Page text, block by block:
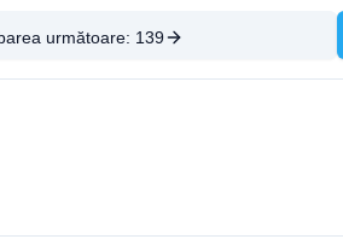
următoare: 139